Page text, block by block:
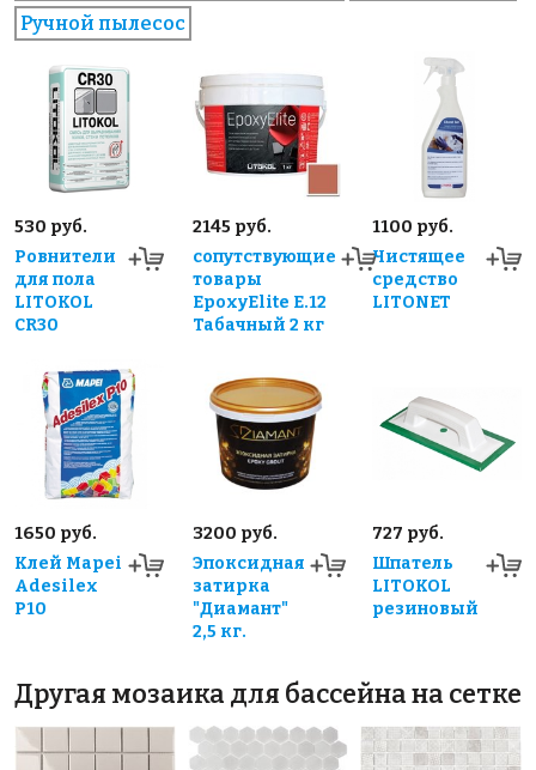
Ручной пылесос
530 руб.
Ровнители
для пола
LITOKOL
CR30
2145 руб.
сопутствующие
товары
EpoxyElite E.12
Табачный 2 кг
1100 руб.
Чистящее
средство
LITONET
1650 руб.
Клей Mapei
Adesilex
P10
3200 руб.
Эпоксидная
затирка
"Диамант"
2,5 кг.
727 руб.
Шпатель
LITOKOL
резиновый
Другая мозаика для бассейна на сетке